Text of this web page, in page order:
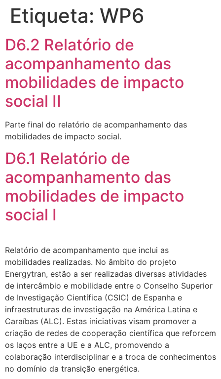
Etiqueta: WP6
D6.2 Relatório de
acompanhamento das
mobilidades de impacto
social II
Parte final do relatório de acompanhamento das
mobilidades de impacto social.
D6.1 Relatório de
acompanhamento das
mobilidades de impacto
social I
Relatório de acompanhamento que inclui as
mobilidades realizadas. No âmbito do projeto
Energytran, estão a ser realizadas diversas atividades
de intercâmbio e mobilidade entre o Conselho Superior
de Investigação Científica (CSIC) de Espanha e
infraestruturas de investigação na América Latina e
Caraíbas (ALC). Estas iniciativas visam promover a
criação de redes de cooperação científica que reforcem
os laços entre a UE e a ALC, promovendo a
colaboração interdisciplinar e a troca de conhecimentos
no domínio da transição energética.